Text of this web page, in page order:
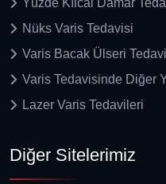
Yüzde Kılcal Damar
Nüks Varis Tedavisi
Varis Bacak Ülseri
Varis Tedavisinde Diğer
Lazer Varis Tedavileri
Diğer Sitelerimiz